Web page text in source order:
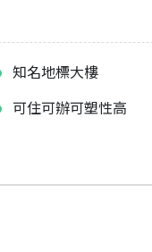
知名地標大樓
可住可辦可塑性高